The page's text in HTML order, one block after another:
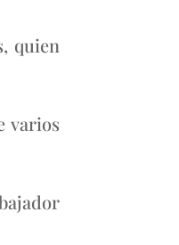
quien
varios